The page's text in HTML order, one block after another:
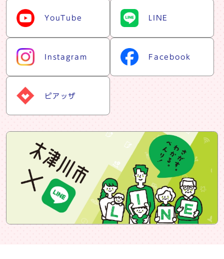
snsリスト
YouTube LINE
Instagram Facebook
ピアッザ
snsバナー